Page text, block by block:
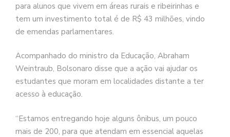
para alunos que vivem em áreas rurais e ribeirinhas e
tem um investimento total é de R$ 43 milhões, vindo
de emendas parlamentares.
Acompanhado do ministro da Educação, Abraham
Weintraub, Bolsonaro disse que a ação vai ajudar os
estudantes que moram em localidades distante a ter
acesso à educação.
“Estamos entregando hoje alguns ônibus, um pouco
mais de 200, para que atendam em essencial aquelas